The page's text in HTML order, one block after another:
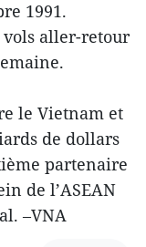
1991.
aller-retour
le Vietnam et
de dollars
partenaire
de l’ASEAN
–VNA